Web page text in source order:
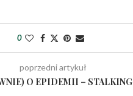
0
poprzedni artykuł
O EPIDEMII – STALKING